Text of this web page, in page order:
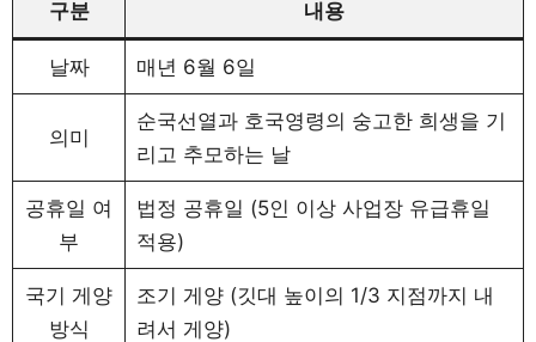
구분 내용
날짜 매년 6월 6일
의미
순국선열과 호국영령의 숭고한 희생을 기
리고 추모하는 날
공휴일 여
부
법정 공휴일 (5인 이상 사업장 유급휴일
적용)
국기 게양
방식
조기 게양 (깃대 높이의 1/3 지점까지 내
려서 게양)